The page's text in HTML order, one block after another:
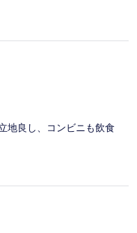
地良し、コンビニも飲食